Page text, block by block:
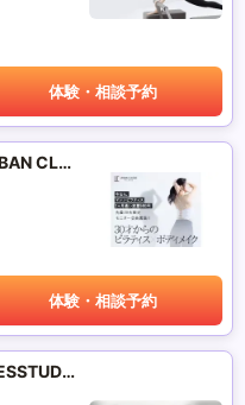
体験・相談予約
アーバンクラシックピラティス(URBAN CLASSIC PILATES)
体験・相談予約
ピラティススタジオ デップ (PILATESSTUDIO DEP)